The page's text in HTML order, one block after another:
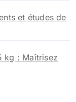
et études de
kg : Maîtrisez